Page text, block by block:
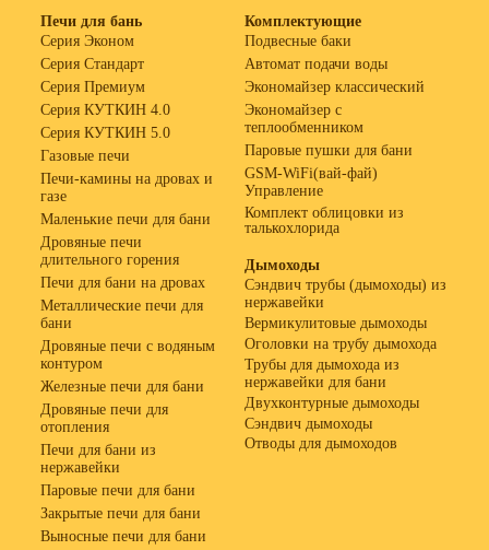
Печи для бань
Серия Эконом
Серия Стандарт
Серия Премиум
Серия КУТКИН 4.0
Серия КУТКИН 5.0
Газовые печи
Печи-камины на дровах и
газе
Маленькие печи для бани
Дровяные печи
длительного горения
Печи для бани на дровах
Металлические печи для
бани
Дровяные печи с водяным
контуром
Железные печи для бани
Дровяные печи для
отопления
Печи для бани из
нержавейки
Паровые печи для бани
Закрытые печи для бани
Выносные печи для бани
Комплектующие
Подвесные баки
Автомат подачи воды
Экономайзер классический
Экономайзер с
теплообменником
Паровые пушки для бани
GSM-WiFi(вай-фай)
Управление
Комплект облицовки из
талькохлорида
Дымоходы
Сэндвич трубы (дымоходы) из
нержавейки
Вермикулитовые дымоходы
Оголовки на трубу дымохода
Трубы для дымохода из
нержавейки для бани
Двухконтурные дымоходы
Сэндвич дымоходы
Отводы для дымоходов